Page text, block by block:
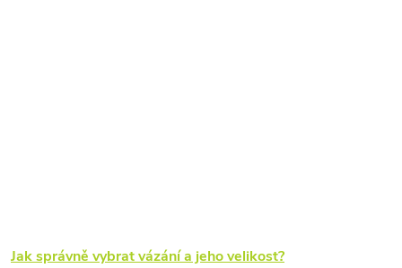
Jak správně vybrat vázání a jeho velikost?